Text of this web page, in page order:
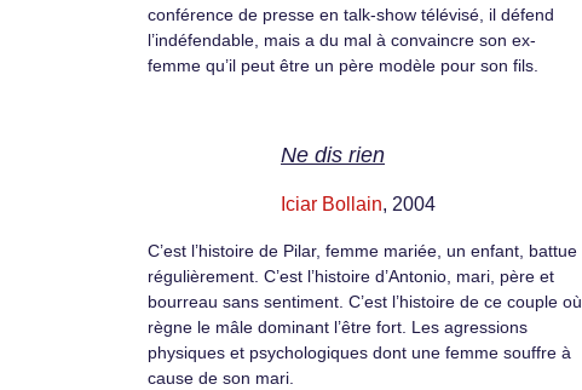
conférence de presse en talk-show télévisé, il défend
l’indéfendable, mais a du mal à convaincre son ex-
femme qu’il peut être un père modèle pour son fils.
Ne dis rien
Iciar Bollain, 2004
C’est l’histoire de Pilar, femme mariée, un enfant, battue
régulièrement. C’est l’histoire d’Antonio, mari, père et
bourreau sans sentiment. C’est l’histoire de ce couple où
règne le mâle dominant l’être fort. Les agressions
physiques et psychologiques dont une femme souffre à
cause de son mari.